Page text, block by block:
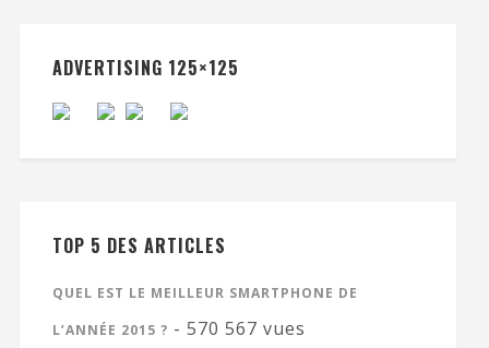
ADVERTISING 125×125
TOP 5 DES ARTICLES
QUEL EST LE MEILLEUR SMARTPHONE DE
L’ANNÉE 2015 ? - 570 567 vues